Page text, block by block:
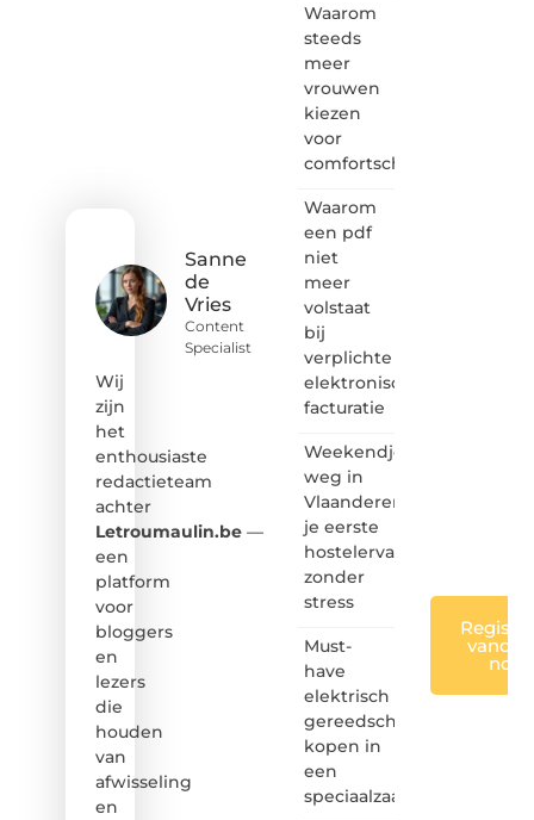
Sanne
de
Vries
Content
Specialist
Wij
zijn
het
enthousiaste
redactieteam
achter
Letroumaulin.be—
een
platform
voor
bloggers
en
lezers
die
houden
van
afwisseling
en
Waarom
steeds
meer
vrouwen
kiezen
voor
comfortschoenen
Waarom
een pdf
niet
meer
volstaat
bij
verplichte
elektronische
facturatie
Weekendje
weg in
Vlaanderen:
je eerste
hostelervaring
zonder
stress
Must-
have
elektrisch
gereedschap
kopen in
een
speciaalzaak
nog